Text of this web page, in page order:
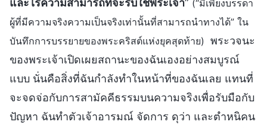
(“มีเพียงบรรดา
ผู้ที่มีความจริงความเป็นจริงเท่านั้นที่สามารถนำทางได้” ใน
บันทึกการบรรยายของพระคริสต์แห่งยุคสุดท้าย) พระวจนะ
ของพระเจ้าเปิดเผยสถานะของฉันเองอย่างสมบูรณ์
แบบ นั่นคือสิ่งที่ฉันกำลังทำในหน้าที่ของฉันเลย แทนที่
จะจดจ่อกับการสามัคคีธรรมบนความจริงเพื่อรับมือกับ
ปัญหา ฉันทำตัวเจ้าอารมณ์ จัดการ ดุว่า และตำหนิคน